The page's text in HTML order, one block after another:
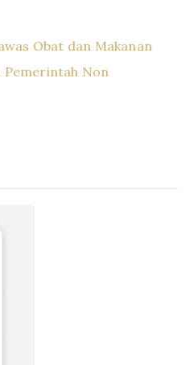
Obat dan Makanan
Pemerintah Non